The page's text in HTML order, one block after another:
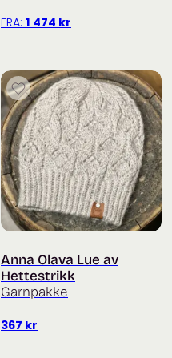
FRA: 1 474 kr
Anna Olava Lue av
Hettestrikk
Garnpakke
367 kr